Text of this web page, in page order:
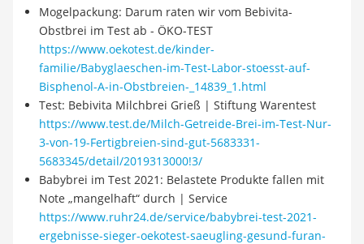
Mogelpackung: Darum raten wir vom Bebivita-
Obstbrei im Test ab - ÖKO-TEST
https://www.oekotest.de/kinder-
familie/Babyglaeschen-im-Test-Labor-stoesst-auf-
Bisphenol-A-in-Obstbreien-_14839_1.html
Test: Bebivita Milchbrei Grieß | Stiftung Warentest
https://www.test.de/Milch-Getreide-Brei-im-Test-Nur-
3-von-19-Fertigbreien-sind-gut-5683331-
5683345/detail/2019313000!3/
Babybrei im Test 2021: Belastete Produkte fallen mit
Note „mangelhaft“ durch | Service
https://www.ruhr24.de/service/babybrei-test-2021-
ergebnisse-sieger-oekotest-saeugling-gesund-furan-